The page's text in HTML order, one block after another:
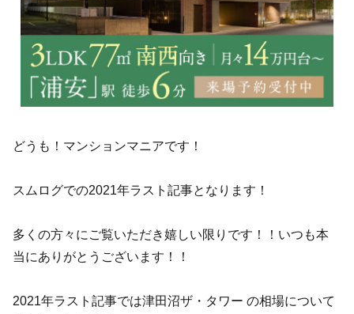
どうも！マンションマニアです！
スムログでの2021年ラスト記事となります！
多くの方々にご覧いただき嬉しい限りです！！いつも本
当にありがとうございます！！
2021年ラスト記事では津田沼ザ・タワー の相場について